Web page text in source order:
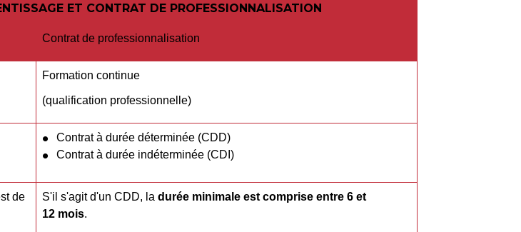
ET CONTRAT DE PROFESSIONNALISATION
Contrat de professionnalisation
Formation continue
(qualification professionnelle)
Contrat à durée déterminée (CDD)
Contrat à durée indéterminée (CDI)
de
S'il s'agit d'un CDD, ladurée minimale est comprise entre 6 et
12 mois.